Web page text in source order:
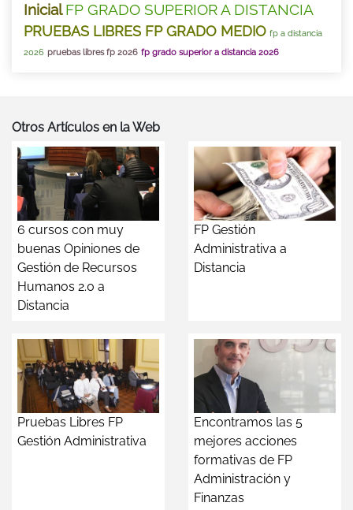
Inicial FP GRADO SUPERIOR A DISTANCIA
PRUEBAS LIBRES FP GRADO MEDIO fp a distancia
2026 pruebas libres fp 2026 fp grado superior a distancia 2026
Otros Artículos en la Web
6 cursos con muy
buenas Opiniones de
Gestión de Recursos
Humanos 2.0 a
Distancia
FP Gestión
Administrativa a
Distancia
Pruebas Libres FP
Gestión Administrativa
Encontramos las 5
mejores acciones
formativas de FP
Administración y
Finanzas